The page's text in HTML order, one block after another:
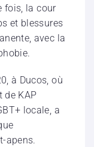
fois, la cour
et blessures
avec la
à Ducos, où
de KAP
locale, a
apens.